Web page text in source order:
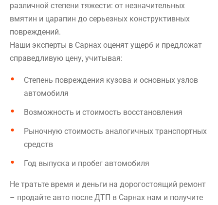
различной степени тяжести: от незначительных
вмятин и царапин до серьезных конструктивных
повреждений.
Наши эксперты в Сарнах оценят ущерб и предложат
справедливую цену, учитывая:
Степень повреждения кузова и основных узлов
автомобиля
Возможность и стоимость восстановления
Рыночную стоимость аналогичных транспортных
средств
Год выпуска и пробег автомобиля
Не тратьте время и деньги на дорогостоящий ремонт
– продайте авто после ДТП в Сарнах нам и получите